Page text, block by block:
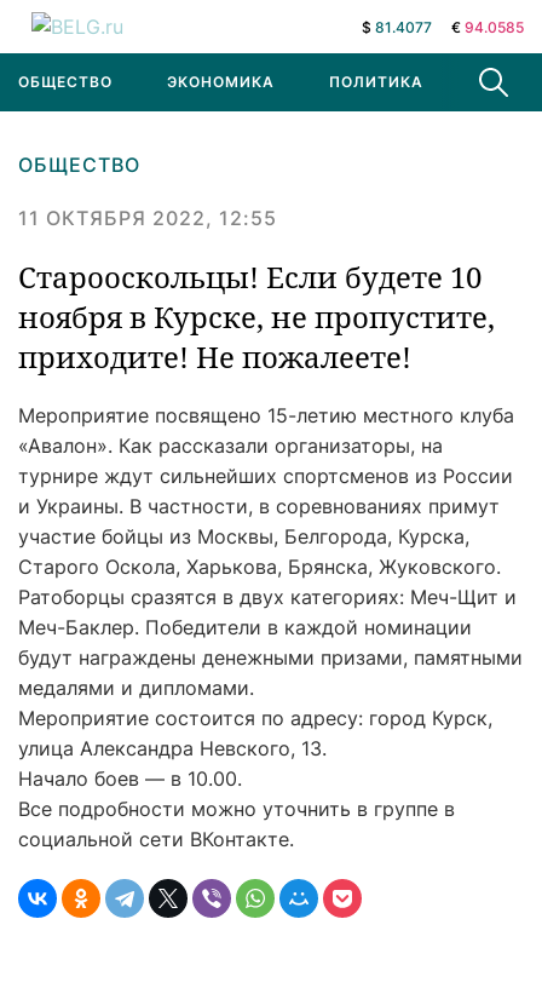
$ 81.4077 € 94.0585
ОБЩЕСТВО ЭКОНОМИКА ПОЛИТИКА В МИРЕ
ОБЩЕСТВО
11 ОКТЯБРЯ 2022, 12:55
Старооскольцы! Если будете 10
ноября в Курске, не пропустите,
приходите! Не пожалеете!
Мероприятие посвящено 15-летию местного клуба
«Авалон». Как рассказали организаторы, на
турнире ждут сильнейших спортсменов из России
и Украины. В частности, в соревнованиях примут
участие бойцы из Москвы, Белгорода, Курска,
Старого Оскола, Харькова, Брянска, Жуковского.
Ратоборцы сразятся в двух категориях: Меч-Щит и
Меч-Баклер. Победители в каждой номинации
будут награждены денежными призами, памятными
медалями и дипломами.
Мероприятие состоится по адресу: город Курск,
улица Александра Невского, 13.
Начало боев — в 10.00.
Все подробности можно уточнить в группе в
социальной сети ВКонтакте.